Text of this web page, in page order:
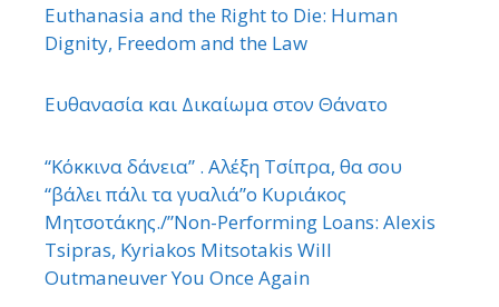
Euthanasia and the Right to Die: Human
Dignity, Freedom and the Law
Ευθανασία και Δικαίωμα στον Θάνατο
“Κόκκινα δάνεια” . Αλέξη Τσίπρα, θα σου
“βάλει πάλι τα γυαλιά”ο Κυριάκος
Μητσοτάκης./”Non-Performing Loans: Alexis
Tsipras, Kyriakos Mitsotakis Will
Outmaneuver You Once Again